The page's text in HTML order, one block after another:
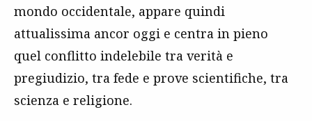
mondo occidentale, appare quindi
attualissima ancor oggi e centra in pieno
quel conflitto indelebile tra verità e
pregiudizio, tra fede e prove scientifiche, tra
scienza e religione.